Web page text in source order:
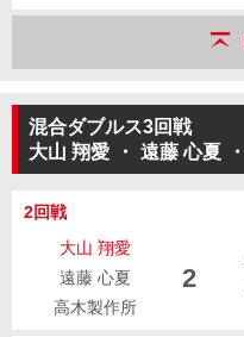
混合ダブルス3回戦
大山 翔愛
・ 遠藤 心夏 ・
2回戦
大山 翔愛
遠藤 心夏
高木製作所
2